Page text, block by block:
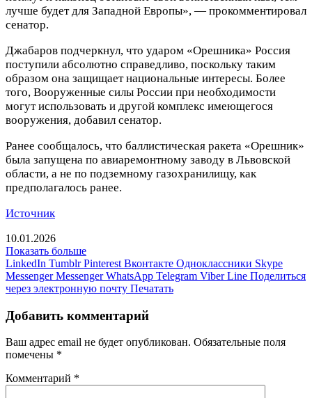
лучше будет для Западной Европы», — прокомментировал
сенатор.
Джабаров подчеркнул, что ударом «Орешника» Россия
поступили абсолютно справедливо, поскольку таким
образом она защищает национальные интересы. Более
того, Вооруженные силы России при необходимости
могут использовать и другой комплекс имеющегося
вооружения, добавил сенатор.
Ранее сообщалось, что баллистическая ракета «Орешник»
была запущена по авиаремонтному заводу в Львовской
области, а не по подземному газохранилищу, как
предполагалось ранее.
Источник
10.01.2026
Показать больше
LinkedIn Tumblr Pinterest Вконтакте Одноклассники Skype
Messenger Messenger WhatsApp Telegram Viber Line Поделиться
через электронную почту Печатать
Добавить комментарий
Ваш адрес email не будет опубликован. Обязательные поля
помечены *
Комментарий *